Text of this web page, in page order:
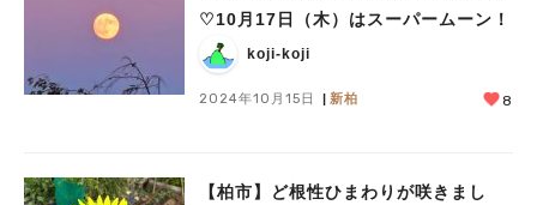
♡10月17日（木）はスーパームーン！
koji-koji
2024年10月15日 新柏 8
【柏市】ど根性ひまわりが咲きまし